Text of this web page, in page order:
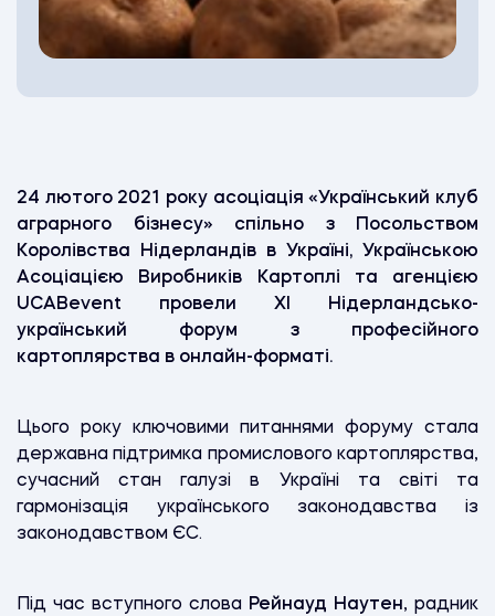
24 лютого 2021 року асоціація «Український клуб
аграрного бізнесу» спільно з Посольством
Королівства Нідерландів в Україні, Українською
Асоціацією Виробників Картоплі та агенцією
UCABevent провели XI Нідерландсько-
український форум з професійного
картоплярства в онлайн-форматі.
Цього року ключовими питаннями форуму стала
державна підтримка промислового картоплярства,
сучасний стан галузі в Україні та світі та
гармонізація українського законодавства із
законодавством ЄС.
Під час вступного слова Рейнауд Наутен, радник